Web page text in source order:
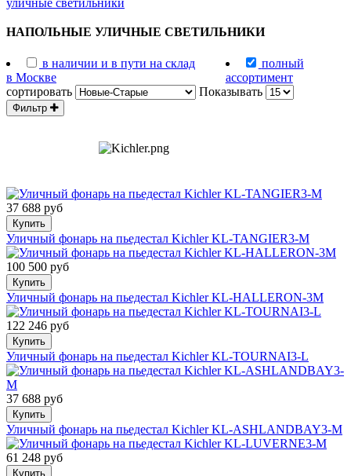
уличные светильники
НАПОЛЬНЫЕ УЛИЧНЫЕ СВЕТИЛЬНИКИ
в наличии и в пути на склад
в Москве
полный
ассортимент
сортировать
Показывать
Фильтр
37 688 руб
Купить
Уличный фонарь на пьедестал Kichler KL-TANGIER3-M
100 500 руб
Купить
Уличный фонарь на пьедестал Kichler KL-HALLERON-3M
122 246 руб
Купить
Уличный фонарь на пьедестал Kichler KL-TOURNAI3-L
37 688 руб
Купить
Уличный фонарь на пьедестал Kichler KL-ASHLANDBAY3-M
61 248 руб
Купить